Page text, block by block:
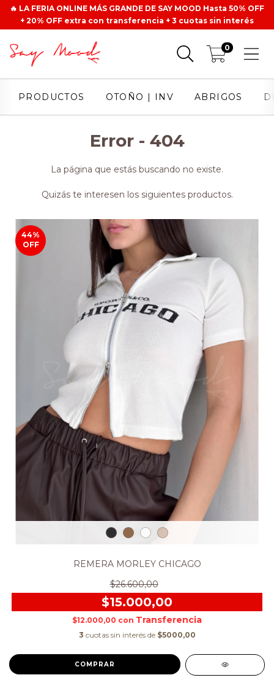
🔥 LA FERIA ONLINE MÁS GRANDE DE SAY MOOD Hasta 50% OFF
+ 20% OFF extra con transferencia + 3 cuotas sin interés
0
PRODUCTOS OTOÑO | INV ABRIGOS
Error - 404
La página que estás buscando no existe.
Quizás te interesen los siguientes productos.
44%
OFF
REMERA MORLEY CHICAGO
$26.600,00
$15.000,00
$12.000,00 con
3 cuotas sin interés de $5000,00
COMPRAR